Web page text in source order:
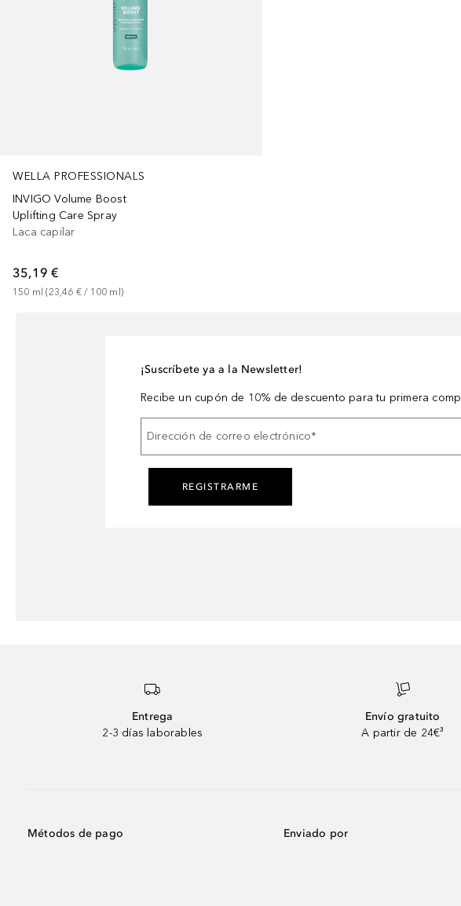
WELLA PROFESSIONALS
INVIGO Volume Boost
Uplifting Care Spray
Laca capilar
35,19 €
150 ml (23,46 € / 100 ml)
¡Suscríbete ya a la Newsletter!
Recibe un cupón de 10% de descuento para tu primera
Dirección de correo electrónico*
REGISTRARME
Entrega
2-3 días laborables
Envío gratuito
A partir de 24€³
Métodos de pago Enviado por